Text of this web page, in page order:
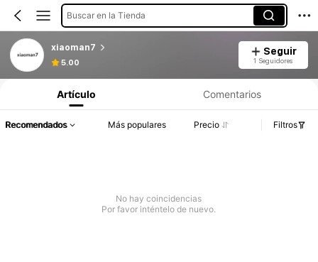
Buscar en la Tienda
xiaoman7
5.00
Seguir
1 Seguidores
Artículo Comentarios
Recomendados Más populares Precio Filtros
No hay coincidencias
Por favor inténtelo de nuevo.